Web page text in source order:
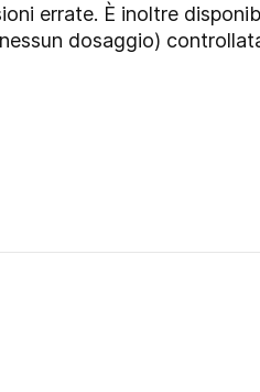
errate. È inoltre
dosaggio)